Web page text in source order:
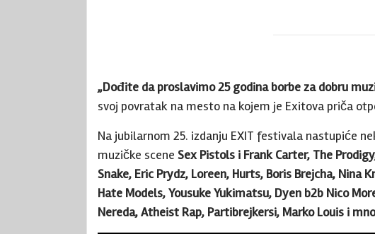
„Dođite da proslavimo 25 godina borbe za dobru
svoj povratak na mesto na kojem je Exitova priča
Na jubilarnom 25. izdanju EXIT festivala nastupiće
muzičke scene Sex Pistols i Frank Carter, The
Snake, Eric Prydz, Loreen, Hurts, Boris Brejcha, Nina
Hate Models, Yousuke Yukimatsu, Dyen b2b Nico
Nereda, Atheist Rap, Partibrejkersi, Marko Louis i